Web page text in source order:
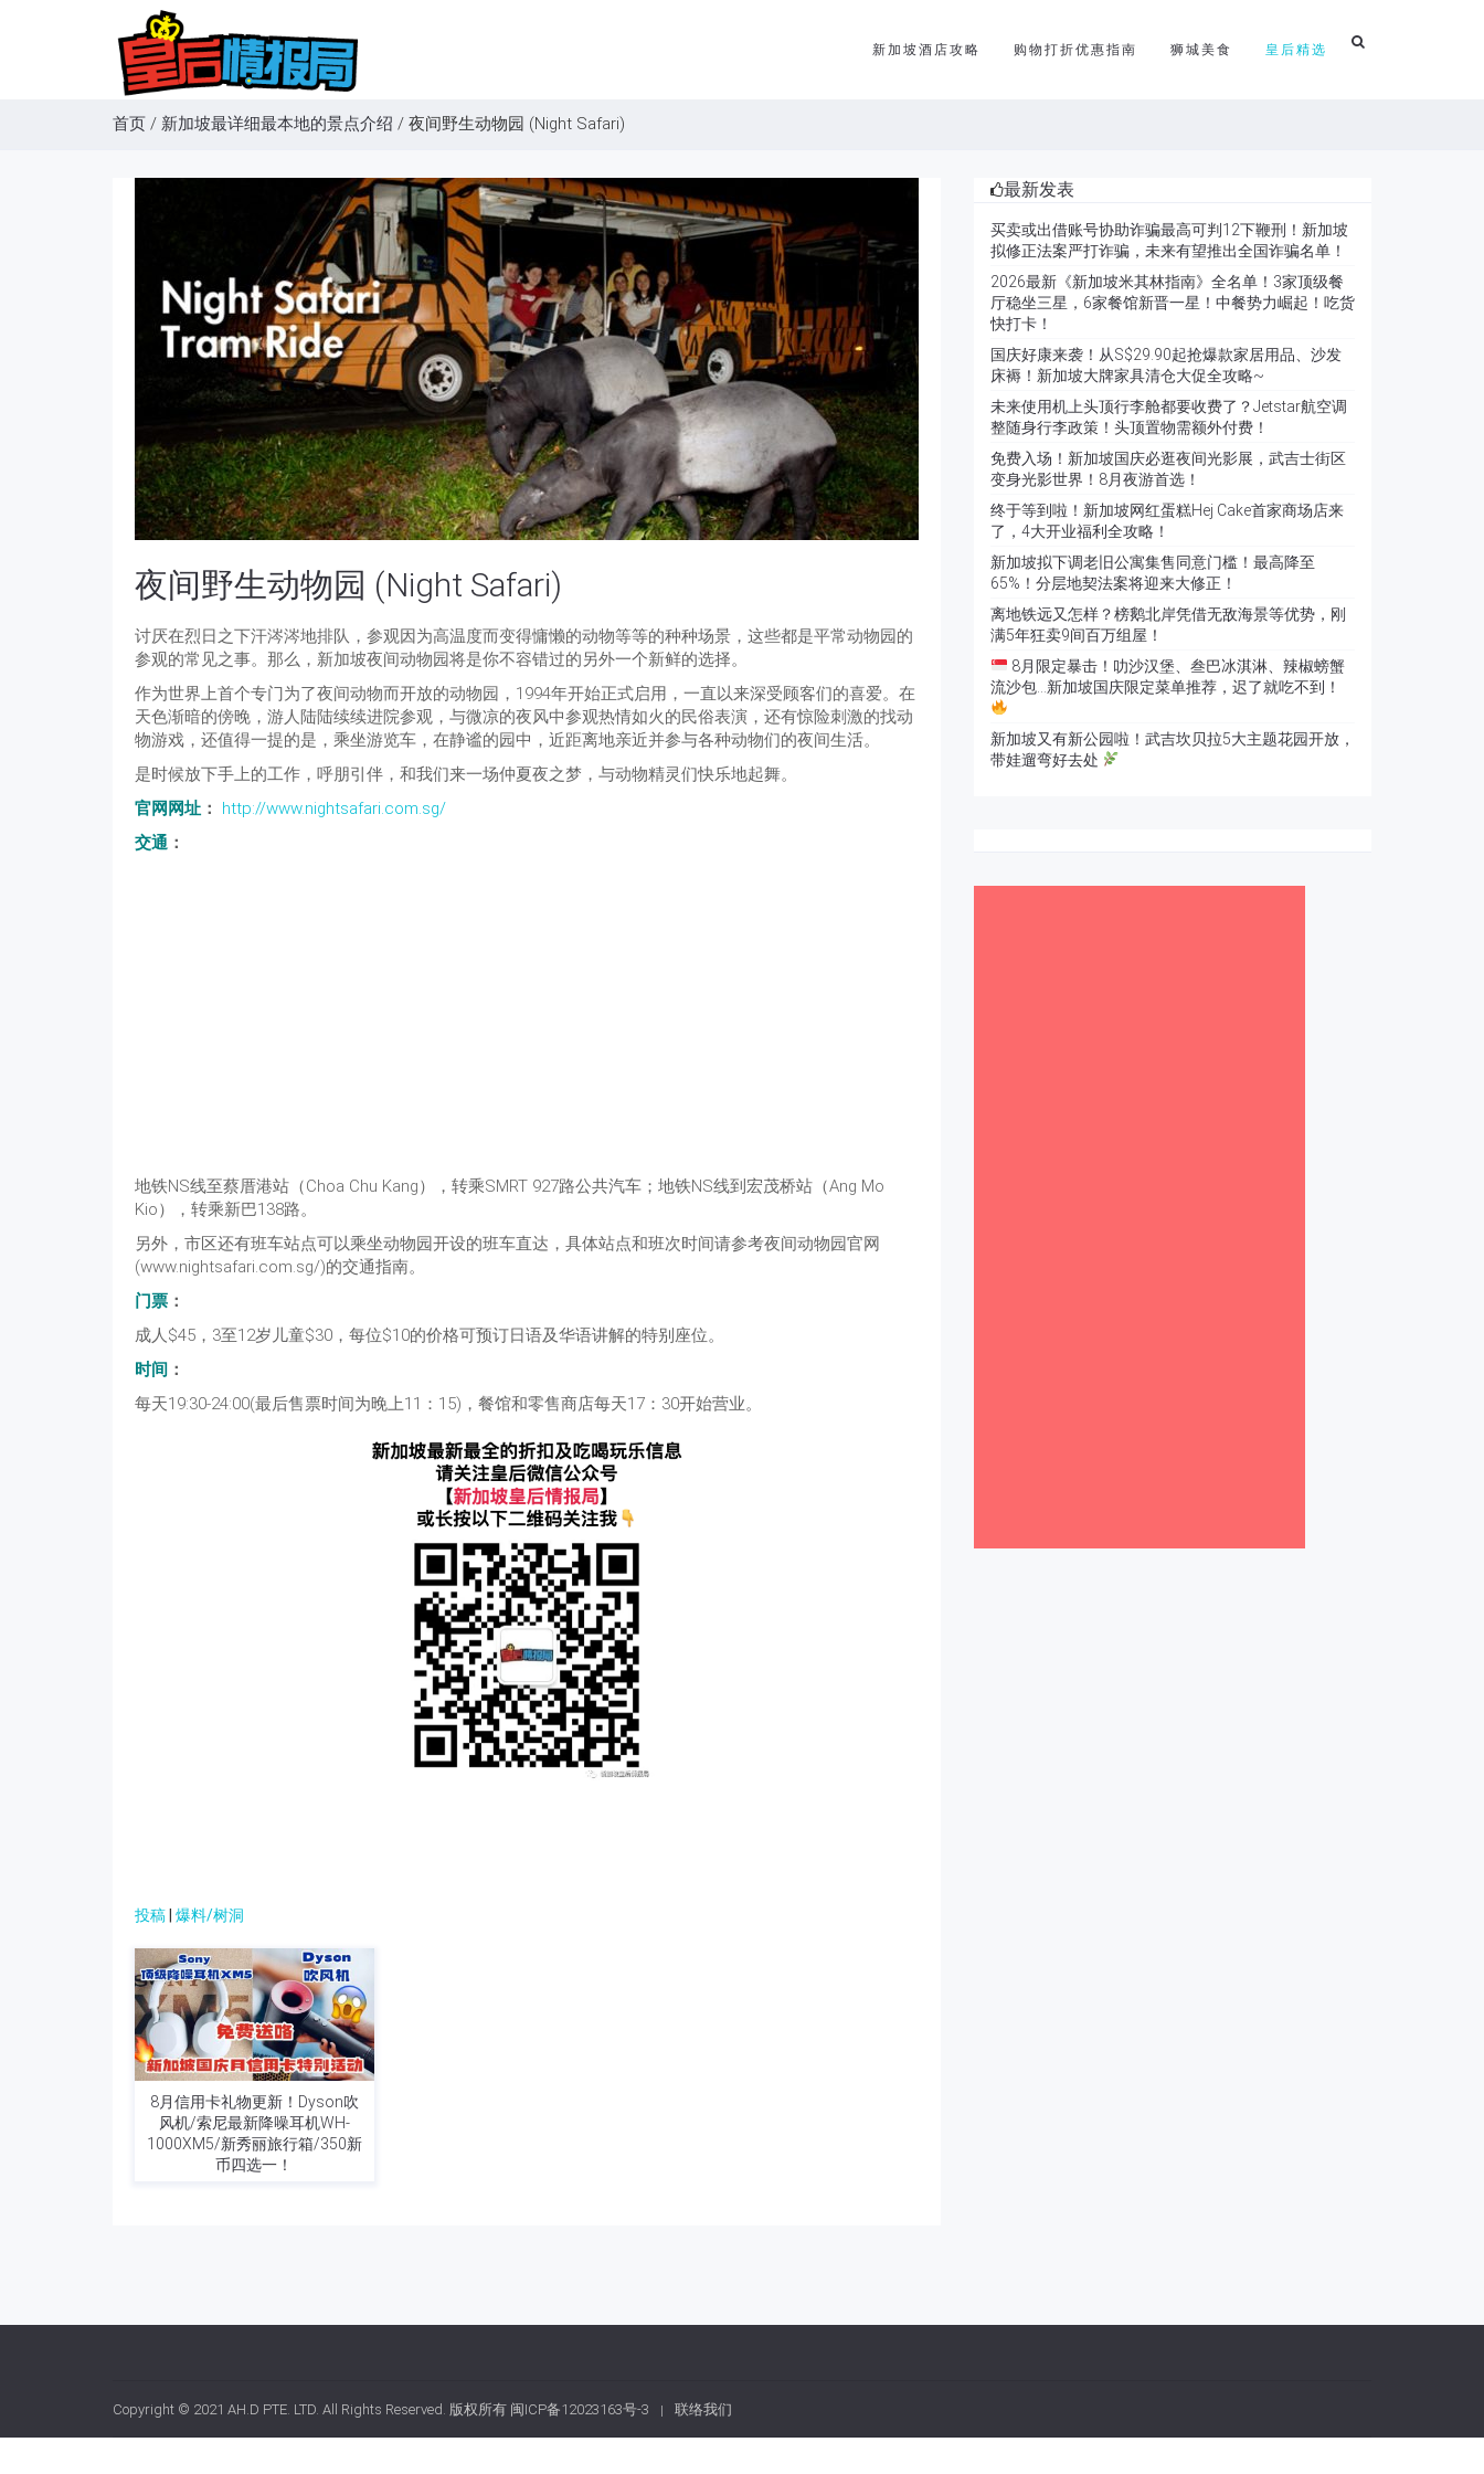
新加坡酒店攻略 购物打折优惠指南 狮城美食 皇后精选
首页 / 新加坡最详细最本地的景点介绍 / 夜间野生动物园 (Night Safari)
夜间野生动物园 (Night Safari)
讨厌在烈日之下汗涔涔地排队，参观因为高温度而变得慵懒的动物等等的种种场景，这些都是平常动物园的
参观的常见之事。那么，新加坡夜间动物园将是你不容错过的另外一个新鲜的选择。
作为世界上首个专门为了夜间动物而开放的动物园，1994年开始正式启用，一直以来深受顾客们的喜爱。在
天色渐暗的傍晚，游人陆陆续续进院参观，与微凉的夜风中参观热情如火的民俗表演，还有惊险刺激的找动
物游戏，还值得一提的是，乘坐游览车，在静谧的园中，近距离地亲近并参与各种动物们的夜间生活。
是时候放下手上的工作，呼朋引伴，和我们来一场仲夏夜之梦，与动物精灵们快乐地起舞。
官网网址 ： http://www.nightsafari.com.sg/
交通 ：
地铁NS线至蔡厝港站（Choa Chu Kang），转乘SMRT 927路公共汽车；地铁NS线到宏茂桥站（Ang Mo
Kio），转乘新巴138路。
另外，市区还有班车站点可以乘坐动物园开设的班车直达，具体站点和班次时间请参考夜间动物园官网
(www.nightsafari.com.sg/)的交通指南。
门票 ：
成人$45，3至12岁儿童$30，每位$10的价格可预订日语及华语讲解的特别座位。
时间 ：
每天19:30-24:00(最后售票时间为晚上11：15)，餐馆和零售商店每天17：30开始营业。
投稿| 爆料/树洞
8月信用卡礼物更新！Dyson吹
风机/索尼最新降噪耳机WH-
1000XM5/新秀丽旅行箱/350新
币四选一！
最新发表
买卖或出借账号协助诈骗最高可判12下鞭刑！新加坡
拟修正法案严打诈骗，未来有望推出全国诈骗名单！
2026最新《新加坡米其林指南》全名单！3家顶级餐
厅稳坐三星，6家餐馆新晋一星！中餐势力崛起！吃货
快打卡！
国庆好康来袭！从S$29.90起抢爆款家居用品、沙发
床褥！新加坡大牌家具清仓大促全攻略~
未来使用机上头顶行李舱都要收费了？Jetstar航空调
整随身行李政策！头顶置物需额外付费！
免费入场！新加坡国庆必逛夜间光影展，武吉士街区
变身光影世界！8月夜游首选！
终于等到啦！新加坡网红蛋糕Hej Cake首家商场店来
了，4大开业福利全攻略！
新加坡拟下调老旧公寓集售同意门槛！最高降至
65%！分层地契法案将迎来大修正！
离地铁远又怎样？榜鹅北岸凭借无敌海景等优势，刚
满5年狂卖9间百万组屋！
8月限定暴击！叻沙汉堡、叁巴冰淇淋、辣椒螃蟹
流沙包…新加坡国庆限定菜单推荐，迟了就吃不到！
新加坡又有新公园啦！武吉坎贝拉5大主题花园开放，
带娃遛弯好去处
Copyright © 2021 AH.D PTE. LTD. All Rights Reserved. 版权所有 闽ICP备12023163号-3 联络我们